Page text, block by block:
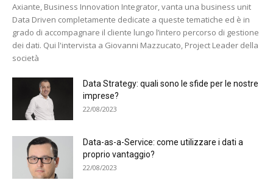
Axiante, Business Innovation Integrator, vanta una business unit
Data Driven completamente dedicate a queste tematiche ed è in
grado di accompagnare il cliente lungo l’intero percorso di gestione
dei dati. Qui l'intervista a Giovanni Mazzucato, Project Leader della
società
Data Strategy: quali sono le sfide per le nostre
imprese?
22/08/2023
Data-as-a-Service: come utilizzare i dati a
proprio vantaggio?
22/08/2023